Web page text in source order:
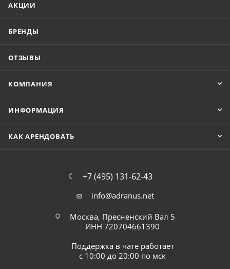
АКЦИИ
БРЕНДЫ
ОТЗЫВЫ
КОМПАНИЯ
ИНФОРМАЦИЯ
КАК АРЕНДОВАТЬ
+7 (495) 131-62-43
info@adranus.net
Москва, Пресненский Вал 5
ИНН 720704661390
Поддержка в чате работает
с 10:00 до 20:00 по мск